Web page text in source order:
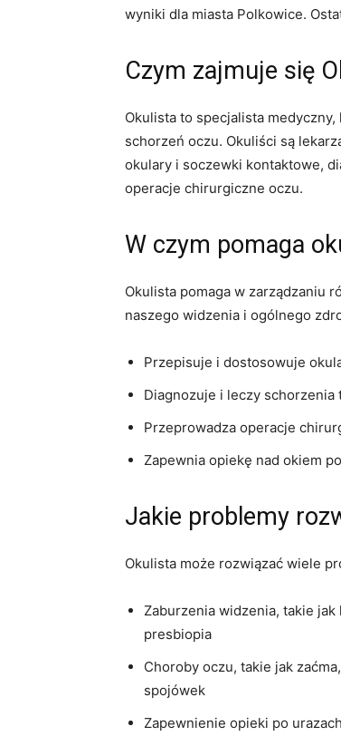
wyniki dla miasta Polkowice.
Czym zajmuje się
Okulista to specjalista
schorzeń oczu. Okuliści są
okulary i soczewki kontaktowe,
operacje chirurgiczne oczu.
W czym pomaga
Okulista pomaga w zarządzaniu
naszego widzenia i ogólnego
Przepisuje i dostosowuje
Diagnozuje i leczy schorzenia
Przeprowadza operacje
Zapewnia opiekę nad okiem
Jakie problemy
Okulista może rozwiązać wiele
Zaburzenia widzenia, takie
presbiopia
Choroby oczu, takie jak
spojówek
Zapewnienie opieki po